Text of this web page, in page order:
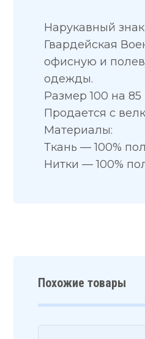
Нарукавный
Гвардейская
офисную и
одежды.
Размер 100 на
Продается с
Материалы:
Ткань — 100%
Нитки — 100%
Похожие товары